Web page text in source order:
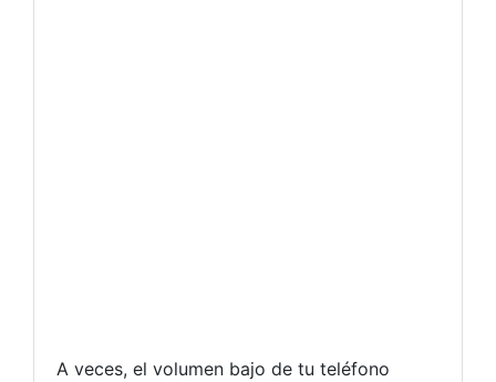
A veces, el volumen bajo de tu teléfono